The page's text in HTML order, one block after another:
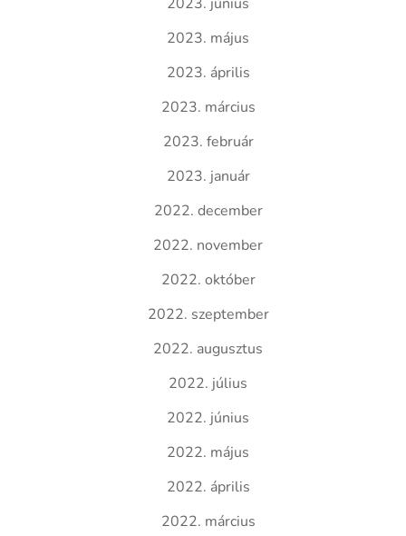
2023. május
2023. április
2023. március
2023. február
2023. január
2022. december
2022. november
2022. október
2022. szeptember
2022. augusztus
2022. július
2022. június
2022. május
2022. április
2022. március